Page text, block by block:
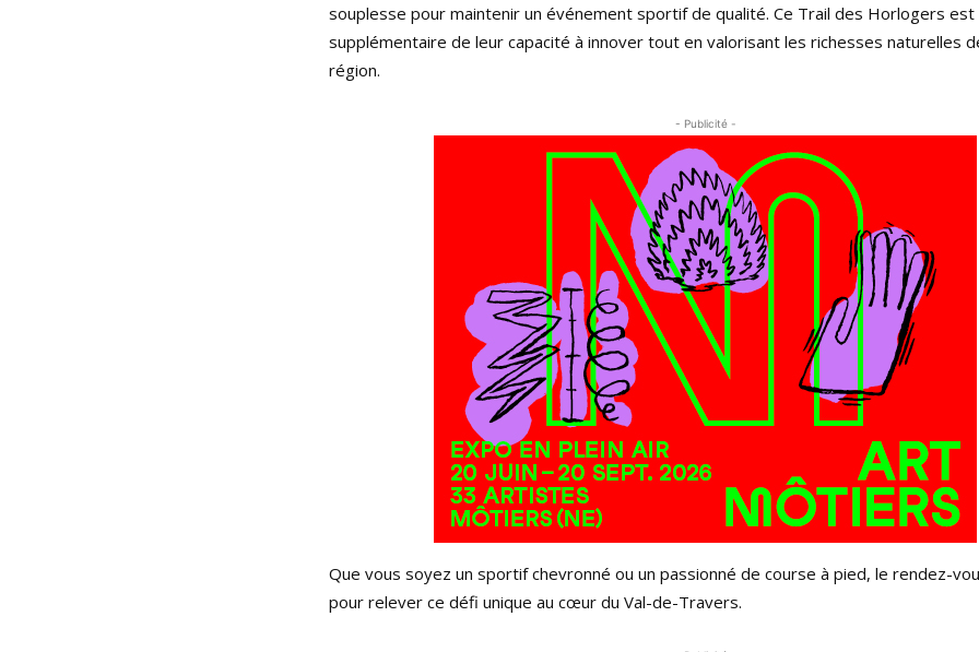
souplesse pour maintenir un événement sportif de qualité. Ce Trail des Horlogers est
supplémentaire de leur capacité à innover tout en valorisant les richesses naturelles
région.
- Publicité -
Que vous soyez un sportif chevronné ou un passionné de course à pied, le rendez-
pour relever ce défi unique au cœur du Val-de-Travers.